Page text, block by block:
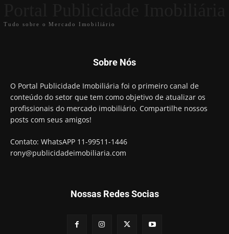
Tudo sobre o Mercado Imobiliário
Sobre Nós
O Portal Publicidade Imobiliária foi o primeiro canal de
conteúdo do setor que tem como objetivo de atualizar os
profissionais do mercado imobiliário. Compartilhe nossos
posts com seus amigos!
Contato: WhatsAPP 11-99511-1446
rony@publicidadeimobiliaria.com
Nossas Redes Socias